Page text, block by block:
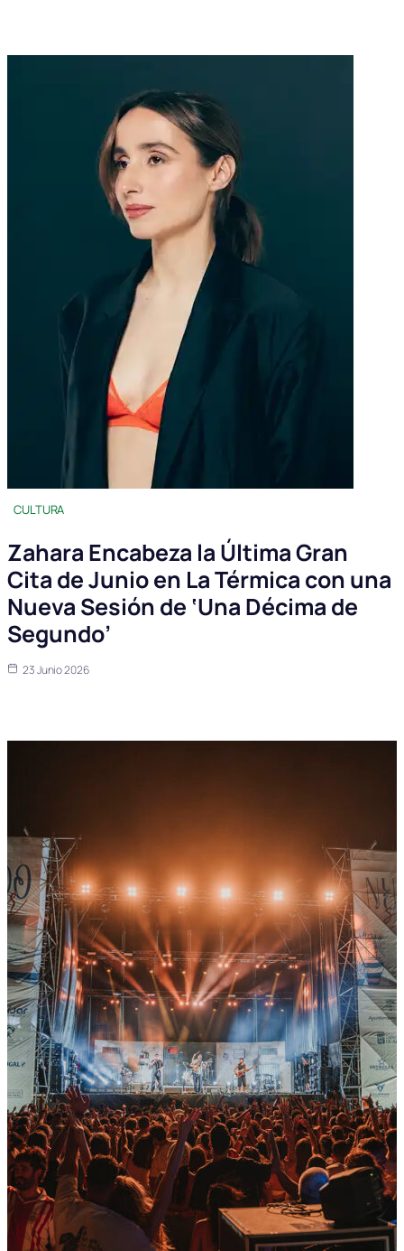
CULTURA
Zahara Encabeza la Última Gran
Cita de Junio en La Térmica con una
Nueva Sesión de ‘Una Décima de
Segundo’
23 Junio 2026